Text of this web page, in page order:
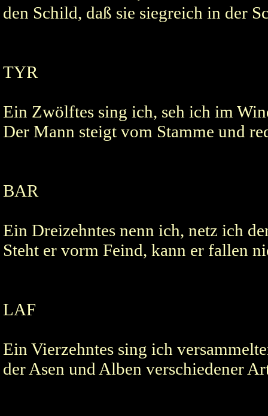
den Schild, daß sie siegreich in der
TYR
Ein Zwölftes sing ich, seh ich im
Der Mann steigt vom Stamme und
BAR
Ein Dreizehntes nenn ich, netz ich
Steht er vorm Feind, kann er fallen
LAF
Ein Vierzehntes sing ich
der Asen und Alben verschiedener